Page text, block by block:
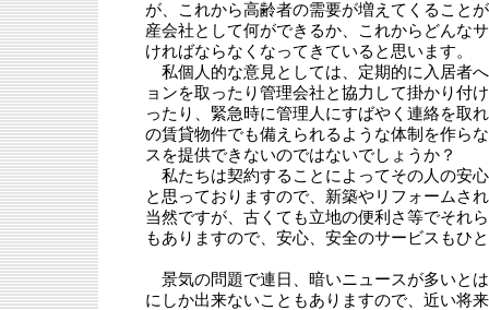
が、これから高齢者の需要が増えてくること
産会社として何ができるか、これからどんな
ければならなくなってきていると思います。
私個人的な意見としては、定期的に入居者
ョンを取ったり管理会社と協力して掛かり付
ったり、緊急時に管理人にすばやく連絡を取
の賃貸物件でも備えられるような体制を作ら
スを提供できないのではないでしょうか？
私たちは契約することによってその人の安
と思っておりますので、新築やリフォームさ
当然ですが、古くても立地の便利さ等でそれ
もありますので、安心、安全のサービスもひ
景気の問題で連日、暗いニュースが多いと
にしか出来ないこともありますので、近い将